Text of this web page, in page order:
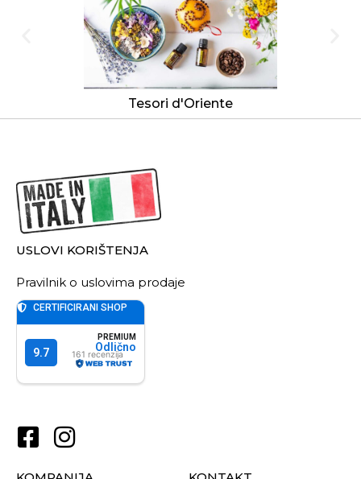
Tesori d'Oriente
USLOVI KORIŠTENJA
Pravilnik o uslovima prodaje